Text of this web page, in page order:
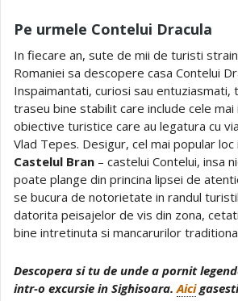
Pe urmele Contelui Dracula
In fiecare an, sute de mii de turisti
Romaniei sa descopere casa Contelui
Inspaimantati, curiosi sau entuziasmati,
traseu bine stabilit care include cele
obiective turistice care au legatura cu
Vlad Tepes. Desigur, cel mai popular
Castelul Bran – castelui Contelui, insa
poate plange din princina lipsei de
se bucura de notorietate in randul
datorita peisajelor de vis din zona,
bine intretinuta si mancarurilor
Descopera si tu de unde a pornit
intr-o excursie in Sighisoara.Aici